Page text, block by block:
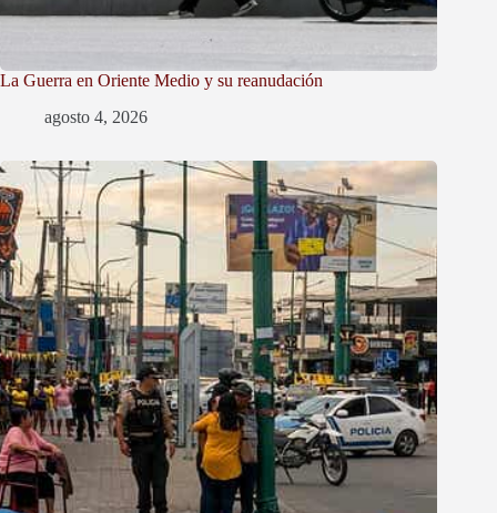
La Guerra en Oriente Medio y su reanudación
agosto 4, 2026